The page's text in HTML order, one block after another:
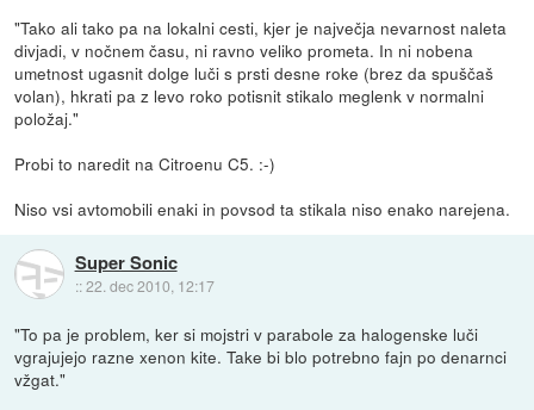
"Tako ali tako pa na lokalni cesti, kjer je največja nevarnost naleta
divjadi, v nočnem času, ni ravno veliko prometa. In ni nobena
umetnost ugasnit dolge luči s prsti desne roke (brez da spuščaš
volan), hkrati pa z levo roko potisnit stikalo meglenk v normalni
položaj."
Probi to naredit na Citroenu C5. :-)
Niso vsi avtomobili enaki in povsod ta stikala niso enako narejena.
Super Sonic
::22. dec 2010, 12:17
"To pa je problem, ker si mojstri v parabole za halogenske luči
vgrajujejo razne xenon kite. Take bi blo potrebno fajn po denarnci
vžgat."